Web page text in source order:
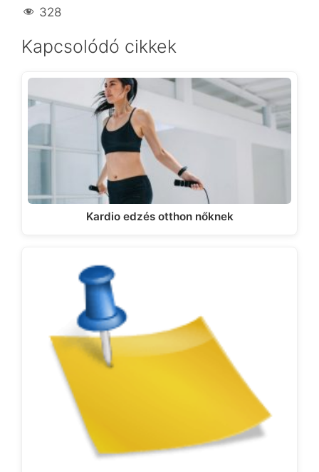
328
Kapcsolódó cikkek
Kardio edzés otthon nőknek